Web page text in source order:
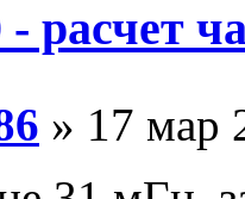
расчет
» 17 мар